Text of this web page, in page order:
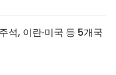
석, 이란·미국 등 5개국